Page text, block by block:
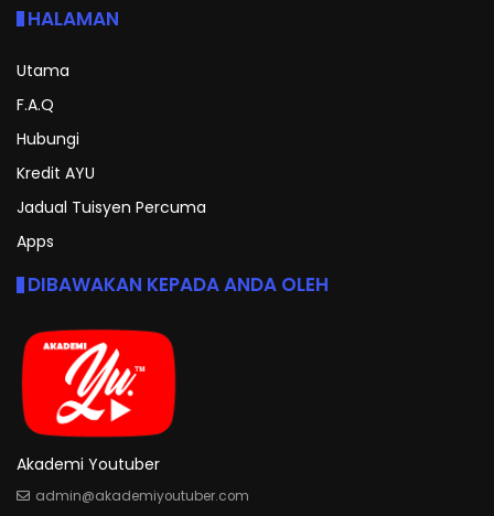
HALAMAN
Utama
F.A.Q
Hubungi
Kredit AYU
Jadual Tuisyen Percuma
Apps
DIBAWAKAN KEPADA ANDA OLEH
Akademi Youtuber
admin@akademiyoutuber.com